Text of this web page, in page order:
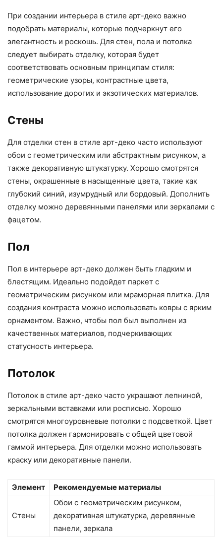
При создании интерьера в стиле арт-деко важно
подобрать материалы, которые подчеркнут его
элегантность и роскошь. Для стен, пола и потолка
следует выбирать отделку, которая будет
соответствовать основным принципам стиля:
геометрические узоры, контрастные цвета,
использование дорогих и экзотических материалов.
Стены
Для отделки стен в стиле арт-деко часто используют
обои с геометрическим или абстрактным рисунком, а
также декоративную штукатурку. Хорошо смотрятся
стены, окрашенные в насыщенные цвета, такие как
глубокий синий, изумрудный или бордовый. Дополнить
отделку можно деревянными панелями или зеркалами с
фацетом.
Пол
Пол в интерьере арт-деко должен быть гладким и
блестящим. Идеально подойдет паркет с
геометрическим рисунком или мраморная плитка. Для
создания контраста можно использовать ковры с ярким
орнаментом. Важно, чтобы пол был выполнен из
качественных материалов, подчеркивающих
статусность интерьера.
Потолок
Потолок в стиле арт-деко часто украшают лепниной,
зеркальными вставками или росписью. Хорошо
смотрятся многоуровневые потолки с подсветкой. Цвет
потолка должен гармонировать с общей цветовой
гаммой интерьера. Для отделки можно использовать
краску или декоративные панели.
Элемент Рекомендуемые материалы
Стены
Обои с геометрическим рисунком,
декоративная штукатурка, деревянные
панели, зеркала